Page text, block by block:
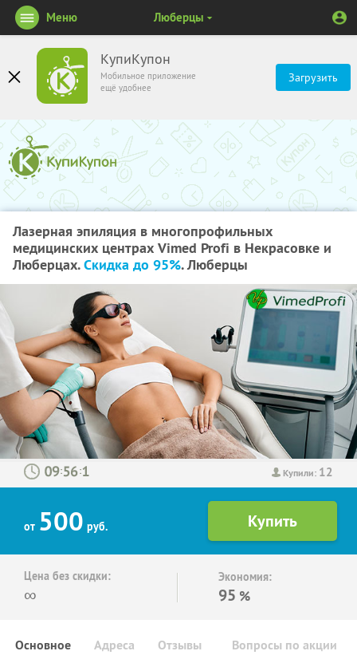
КупиКупон
Мобильное приложение
ещё удобнее
Загрузить
Меню Люберцы
Лазерная эпиляция в многопрофильных
медицинских центрах Vimed Profi в Некрасовке и
Люберцах.Скидка до 95%. Люберцы
Купили: 12
: :
от 500 руб.
Цена без скидки:
∞
Экономия:
95 %
Основное Отзывы Вопросы по акции
Адреса